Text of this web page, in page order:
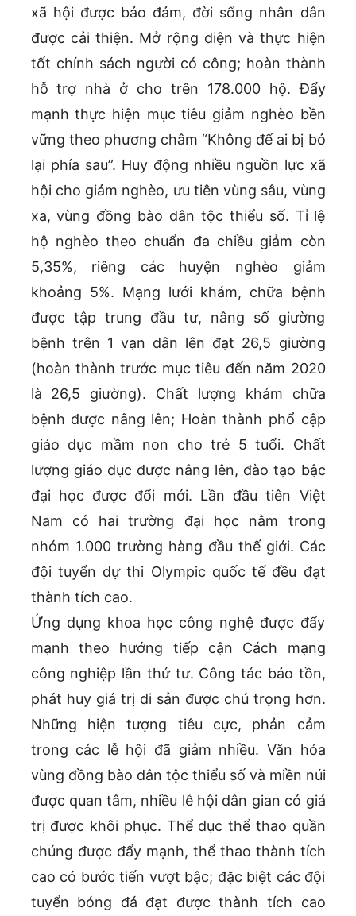
xã hội được bảo đảm, đời sống nhân dân
được cải thiện. Mở rộng diện và thực hiện
tốt chính sách người có công; hoàn thành
hỗ trợ nhà ở cho trên 178.000 hộ. Đẩy
mạnh thực hiện mục tiêu giảm nghèo bền
vững theo phương châm “Không để ai bị bỏ
lại phía sau”. Huy động nhiều nguồn lực xã
hội cho giảm nghèo, ưu tiên vùng sâu, vùng
xa, vùng đồng bào dân tộc thiểu số. Tỉ lệ
hộ nghèo theo chuẩn đa chiều giảm còn
5,35%, riêng các huyện nghèo giảm
khoảng 5%. Mạng lưới khám, chữa bệnh
được tập trung đầu tư, nâng số giường
bệnh trên 1 vạn dân lên đạt 26,5 giường
(hoàn thành trước mục tiêu đến năm 2020
là 26,5 giường). Chất lượng khám chữa
bệnh được nâng lên; Hoàn thành phổ cập
giáo dục mầm non cho trẻ 5 tuổi. Chất
lượng giáo dục được nâng lên, đào tạo bậc
đại học được đổi mới. Lần đầu tiên Việt
Nam có hai trường đại học nằm trong
nhóm 1.000 trường hàng đầu thế giới. Các
đội tuyển dự thi Olympic quốc tế đều đạt
thành tích cao.
Ứng dụng khoa học công nghệ được đẩy
mạnh theo hướng tiếp cận Cách mạng
công nghiệp lần thứ tư. Công tác bảo tồn,
phát huy giá trị di sản được chú trọng hơn.
Những hiện tượng tiêu cực, phản cảm
trong các lễ hội đã giảm nhiều. Văn hóa
vùng đồng bào dân tộc thiểu số và miền núi
được quan tâm, nhiều lễ hội dân gian có giá
trị được khôi phục. Thể dục thể thao quần
chúng được đẩy mạnh, thể thao thành tích
cao có bước tiến vượt bậc; đặc biệt các đội
tuyển bóng đá đạt được thành tích cao